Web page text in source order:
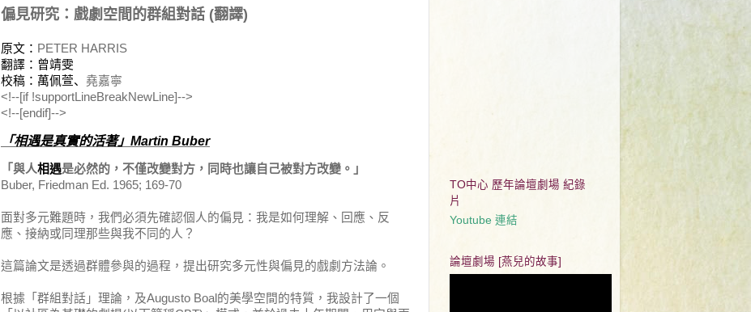
偏見研究：戲劇空間的群組對話 (翻譯)
原文： PETER HARRIS
翻譯：曾靖雯
校稿：萬佩萱、 堯嘉寧
<!--[if !supportLineBreakNewLine]-->
<!--[endif]-->
「相遇是真實的活著」 Martin Buber
「與人相遇是必然的， 不僅改變對方， 同時也讓自己被對方改變。」
Buber, Friedman Ed. 1965; 169-70
面對多元難題時，我們必須先確認個人的偏見：我是如何理解、回應、反
應、接納或同理那些與我不同的人？
這篇論文是透過群體參與的過程，提出研究多元性與偏見的戲劇方法論。
根據「群組對話」理論，及Augusto Boal的美學空間的特質，我設計了一個
TO中心 歷年論壇劇場 紀錄
片
Youtube 連結
論壇劇場 [燕兒的故事]